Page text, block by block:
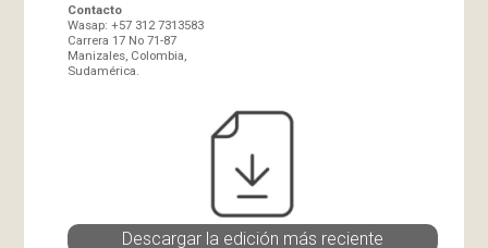
Contacto
Wasap: +57 312 7313583
Carrera 17 No 71-87
Manizales, Colombia,
Sudamérica.
Descargar la edición más reciente